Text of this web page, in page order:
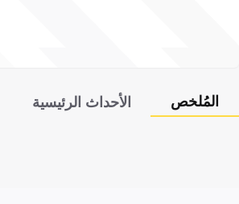
المُلخص الأحداث الرئيسية